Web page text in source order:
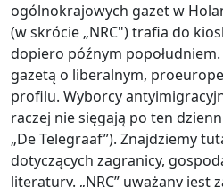
ogólnokrajowych gazet w
(w skrócie „NRC") trafia do
dopiero późnym popołudniem.
gazetą o liberalnym,
profilu. Wyborcy
raczej nie sięgają po ten
„De Telegraaf”). Znajdziemy
dotyczących zagranicy,
literatury. „NRC” uważany jest